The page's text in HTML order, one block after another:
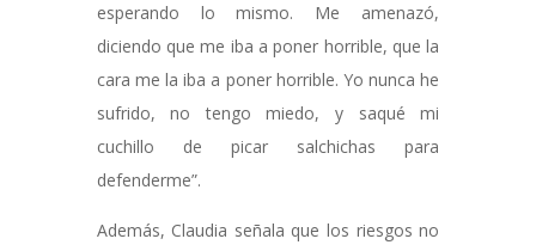
esperando lo mismo. Me amenazó,
diciendo que me iba a poner horrible, que la
cara me la iba a poner horrible. Yo nunca he
sufrido, no tengo miedo, y saqué mi
cuchillo de picar salchichas para
defenderme”.
Además, Claudia señala que los riesgos no